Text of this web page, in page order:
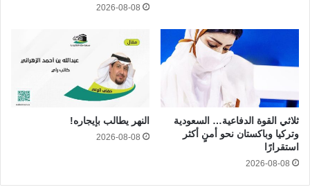
2026-08-08
ثلاثي القوة الدفاعية… السعودية
وتركيا وباكستان نحو أمنٍ أكثر
استقرارًا
2026-08-08
النهر يطالب بإيجاره!
2026-08-08